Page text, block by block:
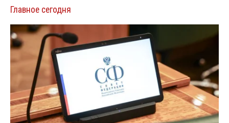
Главное сегодня